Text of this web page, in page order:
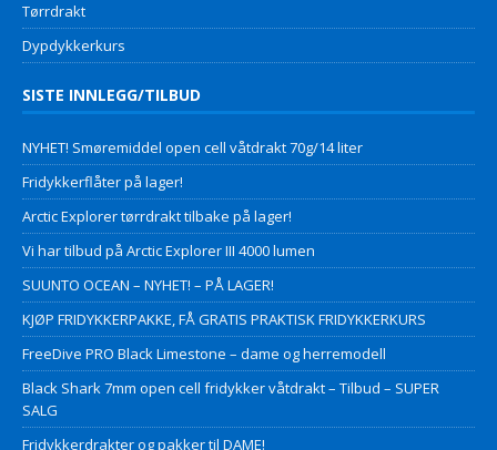
Tørrdrakt
Dypdykkerkurs
SISTE INNLEGG/TILBUD
NYHET! Smøremiddel open cell våtdrakt 70g/14 liter
Fridykkerflåter på lager!
Arctic Explorer tørrdrakt tilbake på lager!
Vi har tilbud på Arctic Explorer III 4000 lumen
SUUNTO OCEAN – NYHET! – PÅ LAGER!
KJØP FRIDYKKERPAKKE, FÅ GRATIS PRAKTISK FRIDYKKERKURS
FreeDive PRO Black Limestone – dame og herremodell
Black Shark 7mm open cell fridykker våtdrakt – Tilbud – SUPER
SALG
Fridykkerdrakter og pakker til DAME!